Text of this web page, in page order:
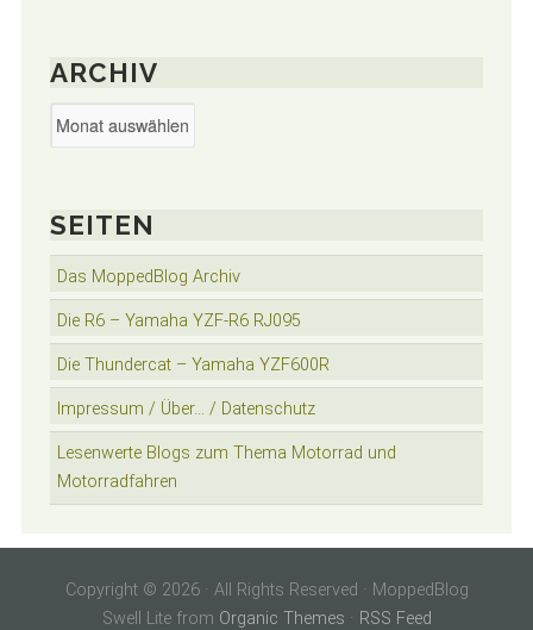
ARCHIV
Archiv
SEITEN
Das MoppedBlog Archiv
Die R6 – Yamaha YZF-R6 RJ095
Die Thundercat – Yamaha YZF600R
Impressum / Über… / Datenschutz
Lesenwerte Blogs zum Thema Motorrad und
Motorradfahren
Copyright © 2026 · All Rights Reserved · MoppedBlog
Swell Lite from Organic Themes · RSS Feed